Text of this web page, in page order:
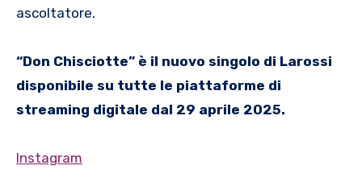
ascoltatore.
“Don Chisciotte” è il nuovo singolo di Larossi
disponibile su tutte le piattaforme di
streaming digitale dal 29 aprile 2025.
Instagram